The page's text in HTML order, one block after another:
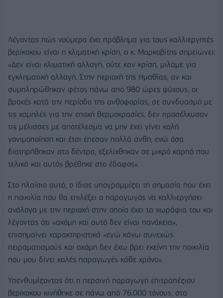
Λέγοντας πώς νούμερο ένα πρόβλημα για τους καλλιεργητές
βερίκοκου είναι η κλιματική κρίση, ο κ. Μαρκοβίτης σημειώνει:
«∆εν είναι κλιµατική αλλαγή, ούτε καν κρίση, μιλάμε για
εγκληµατική αλλαγή. Στην περιοχή της Ημαθίας, αν και
συµπληρώθηκαν φέτος πάνω από 980 ώρες ψύχους, οι
βροχές κατά την περίοδο της ανθοφορίας, σε συνδυασµό µε
τις χαµηλές για την εποχή θερµοκρασίες, δεν προσέλκυσαν
τις μέλισσες με αποτέλεσμα να μην έχει γίνει καλή
γονιμοποίηση και έτσι έπεσαν πολλά άνθη, ενώ όσα
διατηρήθηκαν στο δέντρο, εξελίχθηκαν σε μικρό καρπό που
τελικά και αυτός βρέθηκε στο έδαφος».
Στο πλαίσιο αυτό, ο ίδιος υπογραμμίζει τη σημασία που έχει
η ποικιλία που θα επιλέξει ο παραγωγός να καλλιεργήσει
ανάλογα με την περιοχή στην οποία έχει τα χωράφια του και
λέγοντας ότι «ακόμη και αυτό δεν είναι πανάκεια»,
επισημαίνει χαρακτηριστικά «εγώ κάνω συνεχώς
πειραματισμούς και ακόμη δεν έχω βρει εκείνη την ποικιλία
που μου δίνει καλές παραγωγές κάθε χρόνο».
Υπενθυμίζοντας ότι η περσινή παραγωγή επιτραπέζιου
βερίκοκου κινήθηκε σε πάνω από 76.000 τόνους, στα